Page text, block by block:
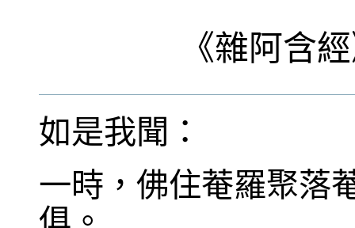
《雜阿含
如是我聞：
一時，佛住菴羅聚落